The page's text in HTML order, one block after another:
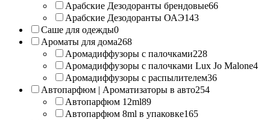
Арабские Дезодоранты брендовые66
Арабские Дезодоранты ОАЭ143
Саше для одежды0
Ароматы для дома268
Аромадиффузоры с палочками228
Аромадиффузоры с палочками Lux Jo Malone4
Аромадиффузоры с распылителем36
Автопарфюм | Ароматизаторы в авто254
Автопарфюм 12ml89
Автопарфюм 8ml в упаковке165